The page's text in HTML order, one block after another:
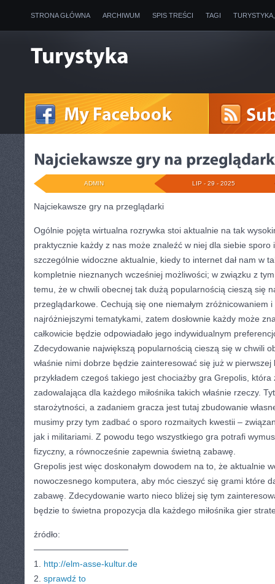
STRONA GŁÓWNA ARCHIWUM SPIS TREŚCI TAGI
LIP - 29 - 2025
ADMIN
Najciekawsze gry na przeglądarki
Ogólnie pojęta wirtualna rozrywka stoi aktualnie na tak
praktycznie każdy z nas może znaleźć w niej dla siebie sporo
szczególnie widoczne aktualnie, kiedy to internet dał nam w
kompletnie nieznanych wcześniej możliwości; w związku z
temu, że w chwili obecnej tak dużą popularnością cieszą się
przeglądarkowe. Cechują się one niemałym zróżnicowaniem
najróżniejszymi tematykami, zatem dosłownie każdy może
całkowicie będzie odpowiadało jego indywidualnym
Zdecydowanie największą popularnością cieszą się w chwili
właśnie nimi dobrze będzie zainteresować się już w
przykładem czegoś takiego jest chociażby gra Grepolis, która
zadowalająca dla każdego miłośnika takich właśnie rzeczy.
starożytności, a zadaniem gracza jest tutaj zbudowanie
musimy przy tym zadbać o sporo rozmaitych kwestii –
jak i militariami. Z powodu tego wszystkiego gra potrafi
fizyczny, a równocześnie zapewnia świetną zabawę.
Grepolis jest więc doskonałym dowodem na to, że aktualnie
nowoczesnego komputera, aby móc cieszyć się grami które
zabawę. Zdecydowanie warto nieco bliżej się tym
będzie to świetna propozycja dla każdego miłośnika gier
źródło:
———————————
1. http://elm-asse-kultur.de
2. sprawdź to